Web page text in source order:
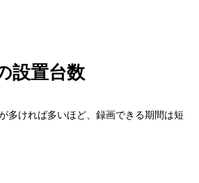
設置台数
多ければ多いほど、録画できる期間は短